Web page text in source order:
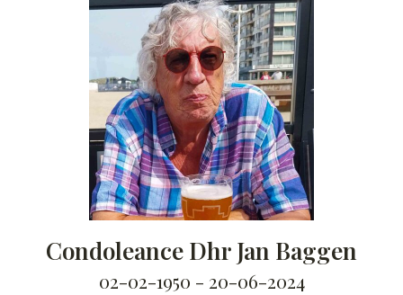
Condoleance Dhr Jan Baggen
02-02-1950 - 20-06-2024